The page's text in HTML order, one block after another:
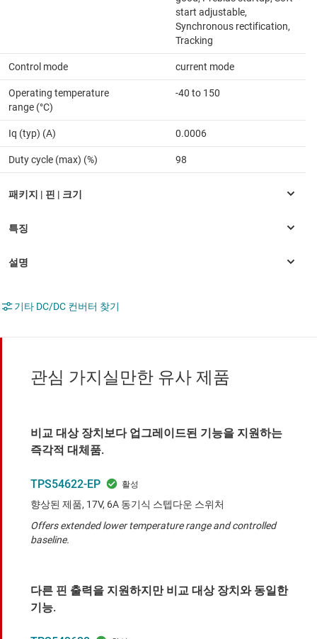
start adjustable,
Synchronous rectification,
Tracking
Control mode current mode
Operating temperature
range (°C)
-40 to 150
Iq (typ) (A) 0.0006
Duty cycle (max) (%) 98
기타 DC/DC 컨버터 찾기
관심 가지실만한 유사 제품
비교 대상 장치보다 업그레이드된 기능을 지원하는
즉각적 대체품.
TPS54622-EP
향상된 제품, 17V, 6A 동기식 스텝다운 스위처
Offers extended lower temperature range and controlled
baseline.
다른 핀 출력을 지원하지만 비교 대상 장치와 동일한
기능.